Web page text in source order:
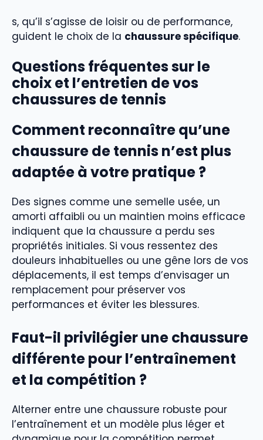
s, qu’il s’agisse de loisir ou de performance,
guident le choix de la chaussure spécifique.
Questions fréquentes sur le
choix et l’entretien de vos
chaussures de tennis
Comment reconnaître qu’une
chaussure de tennis n’est plus
adaptée à votre pratique ?
Des signes comme une semelle usée, un
amorti affaibli ou un maintien moins efficace
indiquent que la chaussure a perdu ses
propriétés initiales. Si vous ressentez des
douleurs inhabituelles ou une gêne lors de vos
déplacements, il est temps d’envisager un
remplacement pour préserver vos
performances et éviter les blessures.
Faut-il privilégier une chaussure
différente pour l’entraînement
et la compétition ?
Alterner entre une chaussure robuste pour
l’entraînement et un modèle plus léger et